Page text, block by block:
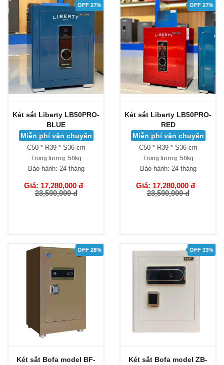
OFF 27%
Két sắt Liberty LB50PRO-
BLUE
Miễn phí vận chuyển
C50 * R39 * S36 cm
Trọng lượng:58kg
Bảo hành: 24 tháng
Giá: 17,280,000 đ
23,500,000 đ
OFF 27%
Két sắt Liberty LB50PRO-
RED
Miễn phí vận chuyển
C50 * R39 * S36 cm
Trọng lượng:58kg
Bảo hành: 24 tháng
Giá: 17,280,000 đ
23,500,000 đ
OFF 28%
Két sắt Bofa model BF-
OFF 33%
Két sắt Bofa model ZB-